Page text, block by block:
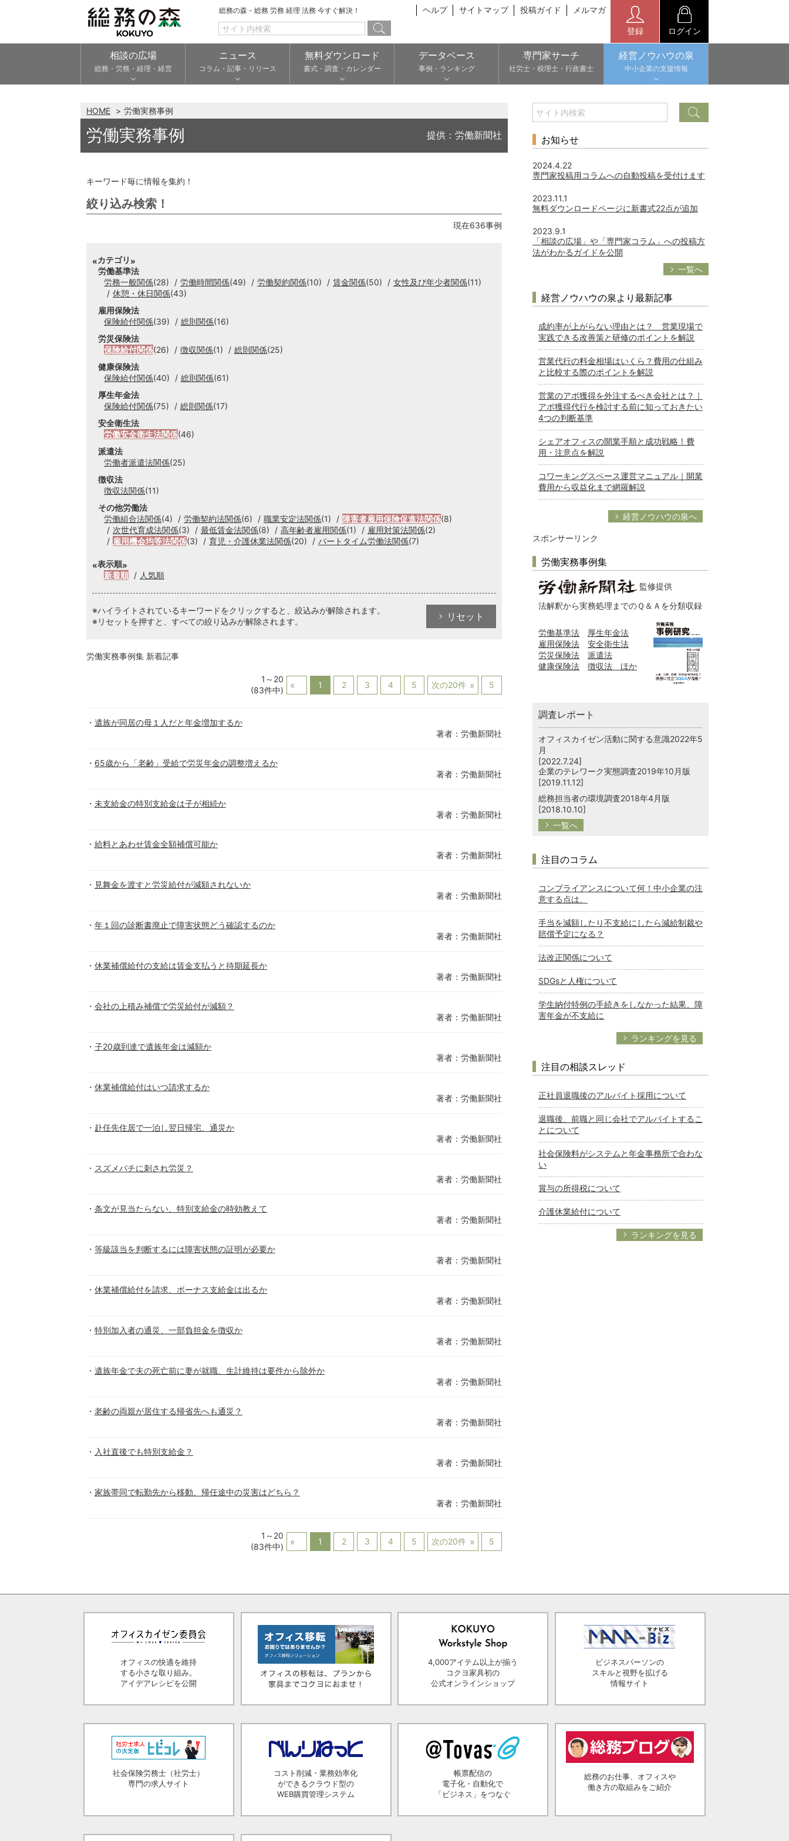
総務の森 - 総務 労務 経理 法務 今すぐ解決！ ヘルプ サイトマップ 投稿ガイド メルマガ
登録 ログイン
相談の広場
総務・労務・経理・経営
ニュース
コラム・記事・リリース
無料ダウンロード
書式・調査・カレンダー
データベース
事例・ランキング
専門家サーチ
社労士・税理士・行政書士
経営ノウハウの泉
中小企業の支援情報
HOME 労働実務事例
労働実務事例 提供：労働新聞社
キーワード毎に情報を集約！
絞り込み検索！
現在636事例
カテゴリ
労働基準法
労務一般関係(28) 労働時間関係(49) 労働契約関係(10) 賃金関係(50) 女性及び年少者関係(11)
休憩・休日関係(43)
雇用保険法
保険給付関係(39) 総則関係(16)
労災保険法
保険給付関係(26) 徴収関係(1) 総則関係(25)
健康保険法
保険給付関係(40) 総則関係(61)
厚生年金法
保険給付関係(75) 総則関係(17)
安全衛生法
労働安全衛生法関係(46)
派遣法
労働者派遣法関係(25)
徴収法
徴収法関係(11)
その他労働法
労働組合法関係(4) 労働契約法関係(6) 職業安定法関係(1) 障害者雇用保険促進法関係(8)
次世代育成法関係(3) 最低賃金法関係(8) 高年齢者雇用関係(1) 雇用対策法関係(2)
雇用機会均等法関係(3) 育児・介護休業法関係(20) パートタイム労働法関係(7)
表示順
新着順
人気順
※ハイライトされているキーワードをクリックすると、絞込みが解除されます。
※リセットを押すと、すべての絞り込みが解除されます。
リセット
労働実務事例集 新着記事
1～20
(83件中)
1 2 3 4 5 次の20件 5
遺族が同居の母１人だと年金増加するか
著者：労働新聞社
65歳から「老齢」受給で労災年金の調整増えるか
著者：労働新聞社
未支給金の特別支給金は子が相続か
著者：労働新聞社
給料とあわせ賃金全額補償可能か
著者：労働新聞社
見舞金を渡すと労災給付が減額されないか
著者：労働新聞社
年１回の診断書廃止で障害状態どう確認するのか
著者：労働新聞社
休業補償給付の支給は賃金支払うと待期延長か
著者：労働新聞社
会社の上積み補償で労災給付が減額？
著者：労働新聞社
子20歳到達で遺族年金は減額か
著者：労働新聞社
休業補償給付はいつ請求するか
著者：労働新聞社
赴任先住居で一泊し翌日帰宅、通災か
著者：労働新聞社
スズメバチに刺され労災？
著者：労働新聞社
条文が見当たらない、特別支給金の時効教えて
著者：労働新聞社
等級該当を判断するには障害状態の証明が必要か
著者：労働新聞社
休業補償給付を請求、ボーナス支給金は出るか
著者：労働新聞社
特別加入者の通災、一部負担金を徴収か
著者：労働新聞社
遺族年金で夫の死亡前に妻が就職、生計維持は要件から除外か
著者：労働新聞社
老齢の両親が居住する帰省先へも通災？
著者：労働新聞社
入社直後でも特別支給金？
著者：労働新聞社
家族帯同で転勤先から移動、帰任途中の災害はどちら？
著者：労働新聞社
1～20
(83件中)
1 2 3 4 5 次の20件 5
お知らせ
2024.4.22
専門家投稿用コラムへの自動投稿を受付けます
2023.11.1
無料ダウンロードページに新書式22点が追加
2023.9.1
「相談の広場」や「専門家コラム」への投稿方
法がわかるガイドを公開
一覧へ
経営ノウハウの泉より最新記事
成約率が上がらない理由とは？ 営業現場で
実践できる改善策と研修のポイントを解説
営業代行の料金相場はいくら？費用の仕組み
と比較する際のポイントを解説
営業のアポ獲得を外注するべき会社とは？｜
アポ獲得代行を検討する前に知っておきたい
4つの判断基準
シェアオフィスの開業手順と成功戦略！費
用・注意点を解説
コワーキングスペース運営マニュアル｜開業
費用から収益化まで網羅解説
経営ノウハウの泉へ
スポンサーリンク
労働実務事例集
監修提供
法解釈から実務処理までのＱ＆Ａを分類収録
労働基準法
厚生年金法
雇用保険法
安全衛生法
労災保険法
派遣法
健康保険法
徴収法 ほか
調査レポート
オフィスカイゼン活動に関する意識2022年5
月
[2022.7.24]
企業のテレワーク実態調査2019年10月版
[2019.11.12]
総務担当者の環境調査2018年4月版
[2018.10.10]
一覧へ
注目のコラム
コンプライアンスについて何！中小企業の注
意する点は、
手当を減額したり不支給にしたら減給制裁や
賠償予定になる？
法改正関係について
SDGsと人権について
学生納付特例の手続きをしなかった結果、障
害年金が不支給に
ランキングを見る
注目の相談スレッド
正社員退職後のアルバイト採用について
退職後、前職と同じ会社でアルバイトするこ
とについて
社会保険料がシステムと年金事務所で合わな
い
賞与の所得税について
介護休業給付について
ランキングを見る
オフィスの快適を維持
する小さな取り組み。
アイデアレシピを公開
4,000アイテム以上が揃う
コクヨ家具初の
公式オンラインショップ
ビジネスパーソンの
スキルと視野を拡げる
情報サイト
社会保険労務士（社労士）
専門の求人サイト
コスト削減・業務効率化
ができるクラウド型の
WEB購買管理システム
帳票配信の
電子化・自動化で
「ビジネス」をつなぐ
総務のお仕事、オフィスや
働き方の取組みをご紹介